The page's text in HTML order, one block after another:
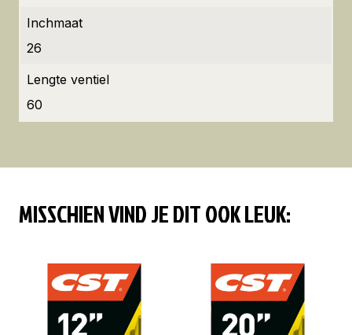
Inchmaat
26
Lengte ventiel
60
MISSCHIEN VIND JE DIT OOK LEUK: